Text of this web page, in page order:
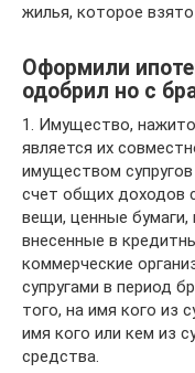
жилья, которое взято
Оформили
одобрил но с
1. Имущество,
является их
имуществом
счет общих доходов
вещи, ценные бумаги,
внесенные в
коммерческие
супругами в период
того, на имя кого из
имя кого или кем из
средства.